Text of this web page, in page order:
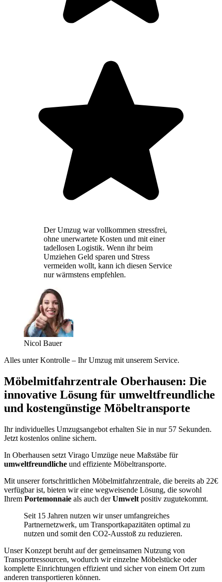
Der Umzug war vollkommen stressfrei,
ohne unerwartete Kosten und mit einer
tadellosen Logistik. Wenn ihr beim
Umziehen Geld sparen und Stress
vermeiden wollt, kann ich diesen Service
nur wärmstens empfehlen.
Nicol Bauer
Alles unter Kontrolle – Ihr Umzug mit unserem Service.
Möbelmitfahrzentrale Oberhausen: Die
innovative Lösung für umweltfreundliche
und kostengünstige Möbeltransporte
Ihr individuelles Umzugsangebot erhalten Sie in nur 57 Sekunden.
Jetzt kostenlos online sichern.
In Oberhausen setzt Virago Umzüge neue Maßstäbe für
umweltfreundliche und effiziente Möbeltransporte.
Mit unserer fortschrittlichen Möbelmitfahrzentrale, die bereits ab 22€
verfügbar ist, bieten wir eine wegweisende Lösung, die sowohl
Ihrem Portemonnaie als auch derUmwelt positiv zugutekommt.
Seit 15 Jahren nutzen wir unser umfangreiches
Partnernetzwerk, um Transportkapazitäten optimal zu
nutzen und somit den CO2-Ausstoß zu reduzieren.
Unser Konzept beruht auf der gemeinsamen Nutzung von
Transportressourcen, wodurch wir einzelne Möbelstücke oder
komplette Einrichtungen effizient und sicher von einem Ort zum
anderen transportieren können.